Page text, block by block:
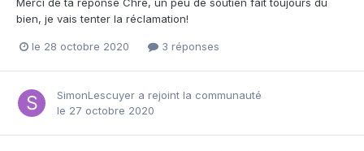
bien, je vais tenter la réclamation!
le 28 octobre 2020 3 réponses
SimonLescuyer a rejoint la communauté
le 27 octobre 2020